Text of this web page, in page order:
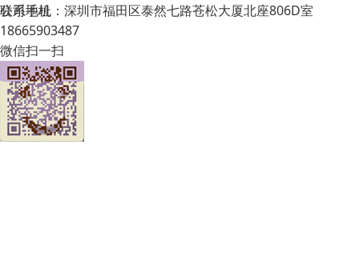
公司地址：深圳市福田区泰然七路苍松大厦北座806D室
联系手机
18665903487
微信扫一扫